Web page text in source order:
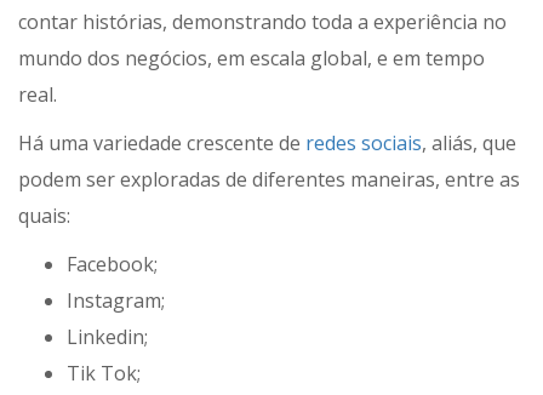
contar histórias, demonstrando toda a experiência no
mundo dos negócios, em escala global, e em tempo
real.
Há uma variedade crescente de redes sociais, aliás, que
podem ser exploradas de diferentes maneiras, entre as
quais:
Facebook;
Instagram;
Linkedin;
Tik Tok;